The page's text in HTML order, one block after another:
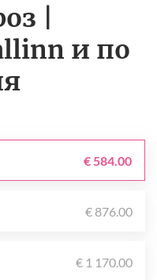
|
и по
€ 584.00
€ 876.00
€ 1 170.00